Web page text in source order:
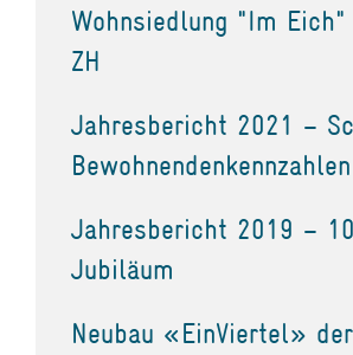
Wohnsiedlung "Im Eich"
ZH
Jahresbericht 2021 –
Bewohnendenkennzahlen
Jahresbericht 2019 –
Jubiläum
Neubau «EinViertel»